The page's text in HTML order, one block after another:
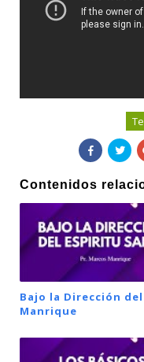
Contenidos
Bajo la Dirección
Manrique